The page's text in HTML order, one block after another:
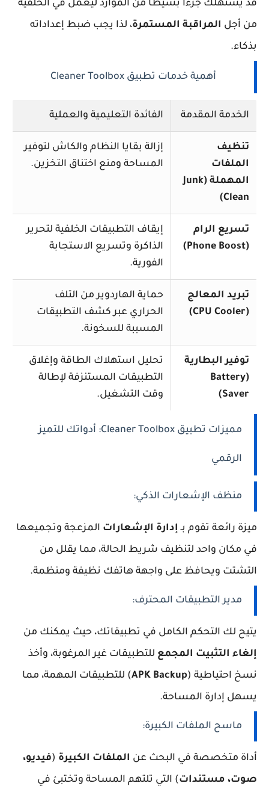
قد يستهلك جزءاً بسيطاً من الموارد ليعمل في الخلفية
من أجل المراقبة المستمرة، لذا يجب ضبط إعداداته
بذكاء.
أهمية خدمات تطبيق Cleaner Toolbox
الخدمة المقدمة الفائدة التعليمية والعملية
تنظيف
الملفات
المهملة (Junk
Clean)
إزالة بقايا النظام والكاش لتوفير
المساحة ومنع اختناق التخزين.
تسريع الرام
(Phone Boost)
إيقاف التطبيقات الخلفية لتحرير
الذاكرة وتسريع الاستجابة
الفورية.
تبريد المعالج
(CPU Cooler)
حماية الهاردوير من التلف
الحراري عبر كشف التطبيقات
المسببة للسخونة.
توفير البطارية
(Battery
Saver)
تحليل استهلاك الطاقة وإغلاق
التطبيقات المستنزفة لإطالة
وقت التشغيل.
مميزات تطبيق Cleaner Toolbox: أدواتك للتميز
الرقمي
منظف الإشعارات الذكي:
ميزة رائعة تقوم بـ إدارة الإشعارات المزعجة وتجميعها
في مكان واحد لتنظيف شريط الحالة، مما يقلل من
التشتت ويحافظ على واجهة هاتفك نظيفة ومنظمة.
مدير التطبيقات المحترف:
يتيح لك التحكم الكامل في تطبيقاتك، حيث يمكنك من
إلغاء التثبيت المجمع للتطبيقات غير المرغوبة، وأخذ
نسخ احتياطية (APK Backup) للتطبيقات المهمة، مما
يسهل إدارة المساحة.
ماسح الملفات الكبيرة:
أداة متخصصة في البحث عن الملفات الكبيرة (فيديو،
صوت، مستندات) التي تلتهم المساحة وتختبئ في